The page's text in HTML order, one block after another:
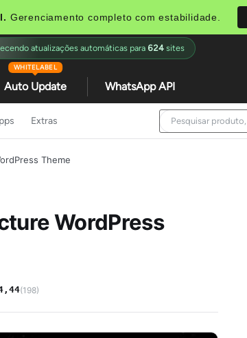
Gerenciamento completo com estabilidade.
Auto Update
WHITELABEL
WhatsApp API
atualizações automáticas para 624 sites
Extras
Theme
WordPress
(198)